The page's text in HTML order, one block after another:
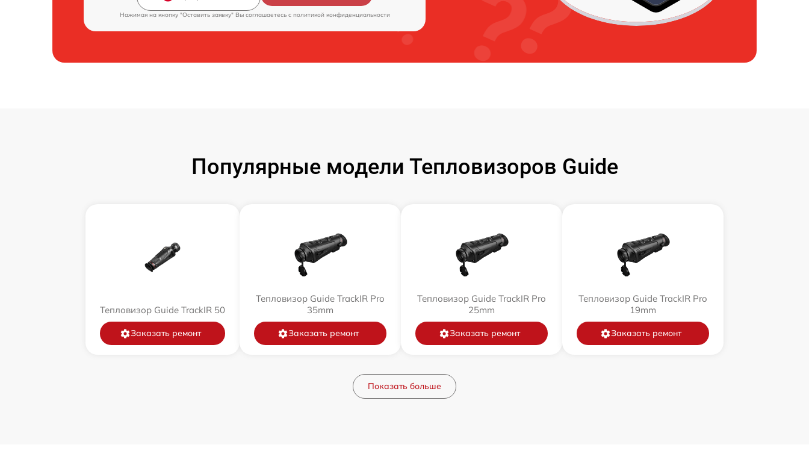
Нажимая на кнопку "Оставить заявку" Вы соглашаетесь c политикой конфиденциальности
Популярные модели Тепловизоров Guide
Тепловизор Guide TrackIR 50
Заказать ремонт
Тепловизор Guide TrackIR Pro
35mm
Заказать ремонт
Тепловизор Guide TrackIR Pro
25mm
Заказать ремонт
Тепловизор Guide TrackIR Pro
19mm
Заказать ремонт
Показать больше